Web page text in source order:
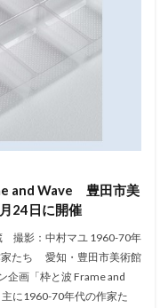
and Wave 豊田市美
24日に開催
撮影：中村マユ 1960-70年
たち 愛知・豊田市美術館
企画「枠と波 Frame and
に1960-70年代の作家た